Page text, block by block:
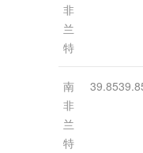
非
兰
特
南
非
兰
特
39.85